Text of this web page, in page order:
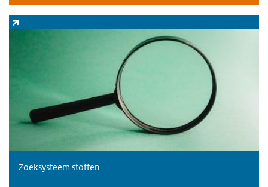
Zoeksysteem stoffen
(externe link)
Zoeksysteem stoffen